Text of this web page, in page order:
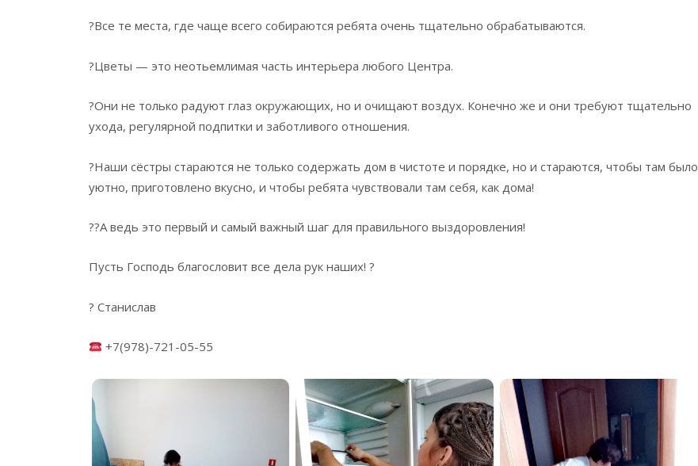
?Все те места, где чаще всего собираются ребята очень тщательно обрабатываются.
?Цветы — это неотьемлимая часть интерьера любого Центра.
?Они не только радуют глаз окружающих, но и очищают воздух. Конечно же и они требуют тщательно
ухода, регулярной подпитки и заботливого отношения.
?Наши сёстры стараются не только содержать дом в чистоте и порядке, но и стараются, чтобы там было
уютно, приготовлено вкусно, и чтобы ребята чувствовали там себя, как дома!
??А ведь это первый и самый важный шаг для правильного выздоровления!
Пусть Господь благословит все дела рук наших! ?
? Станислав
+7(978)-721-05-55